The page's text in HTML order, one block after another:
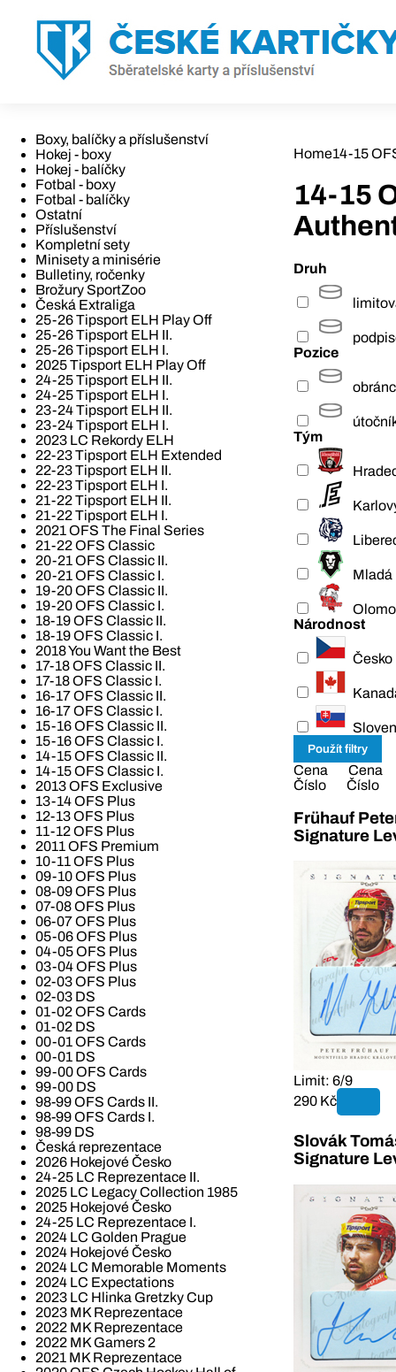
Boxy, balíčky a příslušenství
Hokej - boxy
Hokej - balíčky
Fotbal - boxy
Fotbal - balíčky
Ostatní
Příslušenství
Kompletní sety
Minisety a minisérie
Bulletiny, ročenky
Brožury SportZoo
Česká Extraliga
25-26 Tipsport ELH Play Off
25-26 Tipsport ELH II.
25-26 Tipsport ELH I.
2025 Tipsport ELH Play Off
24-25 Tipsport ELH II.
24-25 Tipsport ELH I.
23-24 Tipsport ELH II.
23-24 Tipsport ELH I.
2023 LC Rekordy ELH
22-23 Tipsport ELH Extended
22-23 Tipsport ELH II.
22-23 Tipsport ELH I.
21-22 Tipsport ELH II.
21-22 Tipsport ELH I.
2021 OFS The Final Series
21-22 OFS Classic
20-21 OFS Classic II.
20-21 OFS Classic I.
19-20 OFS Classic II.
19-20 OFS Classic I.
18-19 OFS Classic II.
18-19 OFS Classic I.
2018 You Want the Best
17-18 OFS Classic II.
17-18 OFS Classic I.
16-17 OFS Classic II.
16-17 OFS Classic I.
15-16 OFS Classic II.
15-16 OFS Classic I.
14-15 OFS Classic II.
14-15 OFS Classic I.
2013 OFS Exclusive
13-14 OFS Plus
12-13 OFS Plus
11-12 OFS Plus
2011 OFS Premium
10-11 OFS Plus
09-10 OFS Plus
08-09 OFS Plus
07-08 OFS Plus
06-07 OFS Plus
05-06 OFS Plus
04-05 OFS Plus
03-04 OFS Plus
02-03 OFS Plus
02-03 DS
01-02 OFS Cards
01-02 DS
00-01 OFS Cards
00-01 DS
99-00 OFS Cards
99-00 DS
98-99 OFS Cards II.
98-99 OFS Cards I.
98-99 DS
Česká reprezentace
2026 Hokejové Česko
24-25 LC Reprezentace II.
2025 LC Legacy Collection 1985
2025 Hokejové Česko
24-25 LC Reprezentace I.
2024 LC Golden Prague
2024 Hokejové Česko
2024 LC Memorable Moments
2024 LC Expectations
2023 LC Hlinka Gretzky Cup
2023 MK Reprezentace
2022 MK Reprezentace
2022 MK Gamers 2
2021 MK Reprezentace
Home14-15
14-15
Druh
Pozice
Tým
Mladá
Národnost
Česko
Cena
Cena
Číslo
Číslo
Frühauf
Signature
Limit: 6/9
290 Kč
Slovák
Signature